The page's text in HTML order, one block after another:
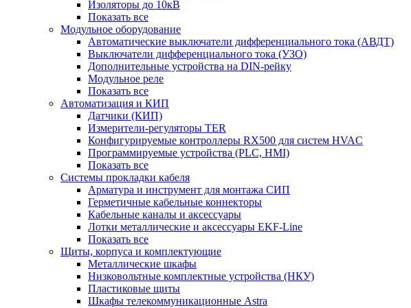
Изоляторы до 10кВ
Показать все
Модульное оборудование
Автоматические выключатели дифференциального тока (АВДТ)
Выключатели дифференциального тока (УЗО)
Дополнительные устройства на DIN-рейку
Модульное реле
Показать все
Автоматизация и КИП
Датчики (КИП)
Измерители-регуляторы TER
Конфигурируемые контроллеры RX500 для систем HVAC
Программируемые устройства (PLC, HMI)
Показать все
Системы прокладки кабеля
Арматура и инструмент для монтажа СИП
Герметичные кабельные коннекторы
Кабельные каналы и аксессуары
Лотки металлические и аксессуары EKF-Line
Показать все
Щиты, корпуса и комплектующие
Металлические шкафы
Низковольтные комплектные устройства (НКУ)
Пластиковые щиты
Шкафы телекоммуникационные Astra